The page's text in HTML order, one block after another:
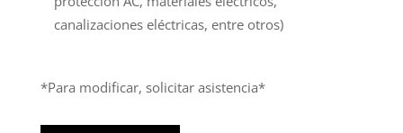
canalizaciones eléctricas, entre otros)
*Para modificar, solicitar asistencia*